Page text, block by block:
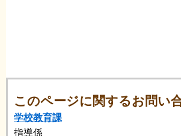
このページに関するお問い
学校教育課
指導係